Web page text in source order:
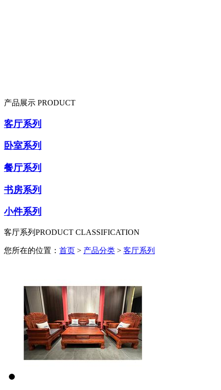
产品展示 PRODUCT
客厅系列
卧室系列
餐厅系列
书房系列
小件系列
客厅系列 PRODUCT CLASSIFICATION
您所在的位置： 首页 > 产品分类 > 客厅系列